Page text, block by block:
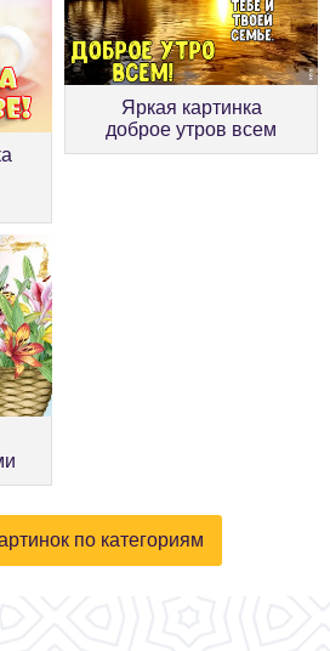
Яркая картинка
доброе утров всем
по категориям